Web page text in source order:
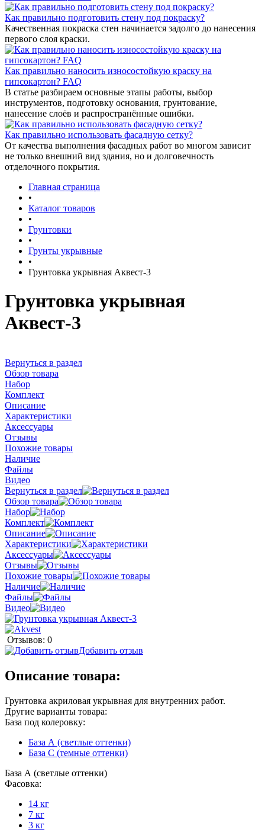
Как правильно подготовить стену под покраску?
Качественная покраска стен начинается задолго до нанесения
первого слоя краски.
Как правильно наносить износостойкую краску на
гипсокартон? FAQ
В статье разбираем основные этапы работы, выбор
инструментов, подготовку основания, грунтование,
нанесение слоёв и распространённые ошибки.
Как правильно использовать фасадную сетку?
От качества выполнения фасадных работ во многом зависит
не только внешний вид здания, но и долговечность
отделочного покрытия.
Главная страница
•
Каталог товаров
•
Грунтовки
•
Грунты укрывные
•
Грунтовка укрывная Аквест-3
Грунтовка укрывная
Аквест-3
Вернуться в раздел
Обзор товара
Набор
Комплект
Описание
Характеристики
Аксессуары
Отзывы
Похожие товары
Наличие
Файлы
Видео
Вернуться в раздел
Обзор товара
Набор
Комплект
Описание
Характеристики
Аксессуары
Отзывы
Похожие товары
Наличие
Файлы
Видео
Отзывов: 0
Добавить отзыв
Описание товара:
Грунтовка акриловая укрывная для внутренних работ.
Другие варианты товара:
База под колеровку:
База А (светлые оттенки)
База С (темные оттенки)
База А (светлые оттенки)
Фасовка:
14 кг
7 кг
3 кг